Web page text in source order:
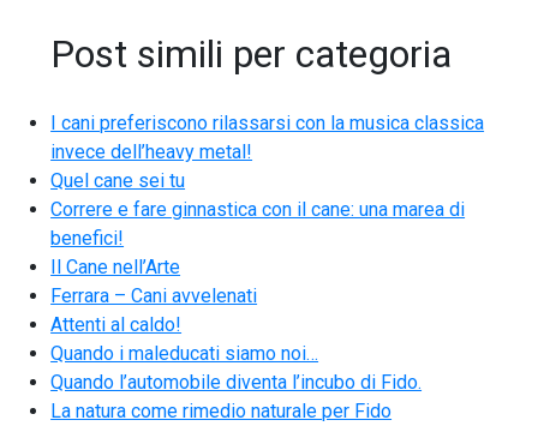
Post simili per categoria
I cani preferiscono rilassarsi con la musica classica
invece dell’heavy metal!
Quel cane sei tu
Correre e fare ginnastica con il cane: una marea di
benefici!
Il Cane nell’Arte
Ferrara – Cani avvelenati
Attenti al caldo!
Quando i maleducati siamo noi…
Quando l’automobile diventa l’incubo di Fido.
La natura come rimedio naturale per Fido